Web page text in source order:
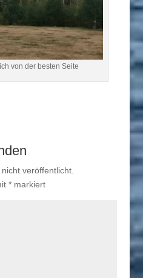
von der besten Seite
veröffentlicht.
*markiert